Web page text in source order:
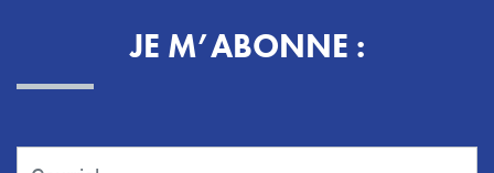
JE M’ABONNE :